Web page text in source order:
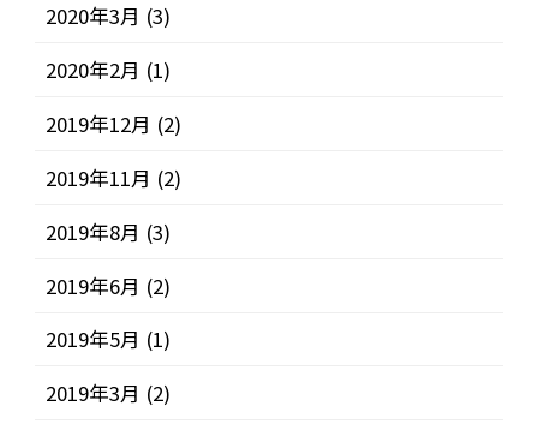
2020年3月 (3)
2020年2月 (1)
2019年12月 (2)
2019年11月 (2)
2019年8月 (3)
2019年6月 (2)
2019年5月 (1)
2019年3月 (2)